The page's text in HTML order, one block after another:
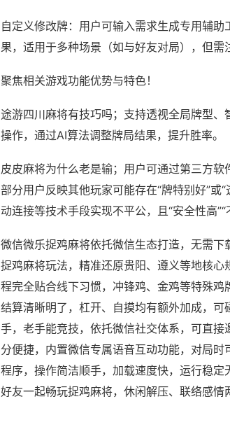
自定义修改牌：用户可输入需求生成专用辅
果，适用于多种场景（如与好友对局），但需
聚焦相关游戏功能优势与特色！
途游四川麻将有技巧吗；支持透视全局牌型
操作，通过AI算法调整牌局结果，提升胜率。
皮皮麻将为什么老是输；用户可通过第三方软
部分用户反映其他玩家可能存在“牌特别好”或
动连接等技术手段实现不平公，且“安全性高”“
微信微乐捉鸡麻将依托微信生态打造，无需
捉鸡麻将玩法，精准还原贵阳、遵义等地核
程完全贴合线下习惯，冲锋鸡、金鸡等特殊
结算清晰明了，杠开、自摸均有额外加成，
手，老手能竞技，依托微信社交体系，可直
分便捷，内置微信专属语音互动功能，对局
程序，操作简洁顺手，加载速度快，运行稳
好友一起畅玩捉鸡麻将，休闲解压、联络感情